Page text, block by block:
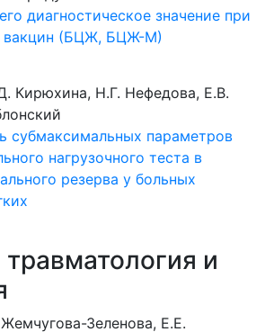
диагностическое значение при
вакцин (БЦЖ, БЦЖ-М)
Кирюхина, Н.Г. Нефедова, Е.В.
субмаксимальных параметров
нагрузочного теста в
резерва у больных
и
Зеленова, Е.Е.